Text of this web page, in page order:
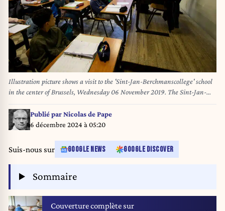
Illustration picture shows a visit to the 'Sint-Jan-Berchmanscollege' school
in the center of Brussels, Wednesday 06 November 2019. The Sint-Jan-
Berchmanscollege is a secondary education school, part of the
Scholengemeenschap voor Katholiek Secundair Onderwijs Sint-Gorik.
BELGA PHOTO NICOLAS MAETERLINCK
Publié parNicolas de Pape
6 décembre 2024 à 05:20
Suis-nous sur GOOGLE NEWS GOOGLE DISCOVER
Sommaire
Couverture complète sur